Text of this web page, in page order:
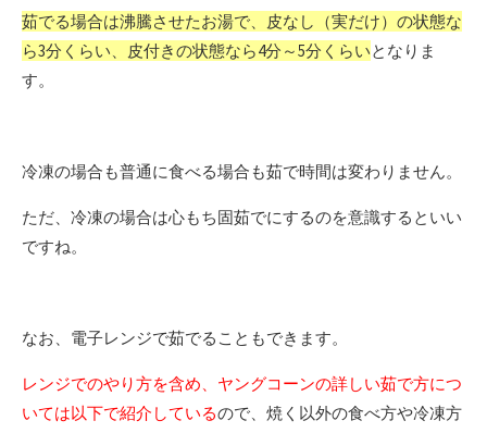
茹でる場合は沸騰させたお湯で、皮なし（実だけ）の状態な
ら3分くらい、皮付きの状態なら4分～5分くらいとなりま
す。
冷凍の場合も普通に食べる場合も茹で時間は変わりません。
ただ、冷凍の場合は心もち固茹でにするのを意識するといい
ですね。
なお、電子レンジで茹でることもできます。
レンジでのやり方を含め、ヤングコーンの詳しい茹で方につ
いては以下で紹介しているので、焼く以外の食べ方や冷凍方